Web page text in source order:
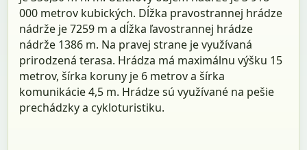
000 metrov kubických. Dĺžka pravostrannej hrádze
nádrže je 7259 m a dĺžka ľavostrannej hrádze
nádrže 1386 m. Na pravej strane je využívaná
prirodzená terasa. Hrádza má maximálnu výšku 15
metrov, šírka koruny je 6 metrov a šírka
komunikácie 4,5 m. Hrádze sú využívané na pešie
prechádzky a cykloturistiku.